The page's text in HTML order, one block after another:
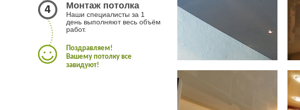
Монтаж потолка
Наши специалисты за 1
день выполняют весь объём
работ.
Поздравляем!
Вашему потолку все
завидуют!